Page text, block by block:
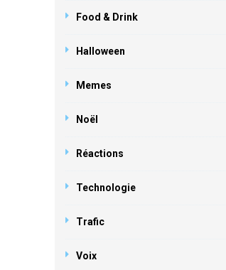
Food & Drink
Halloween
Memes
Noël
Réactions
Technologie
Trafic
Voix